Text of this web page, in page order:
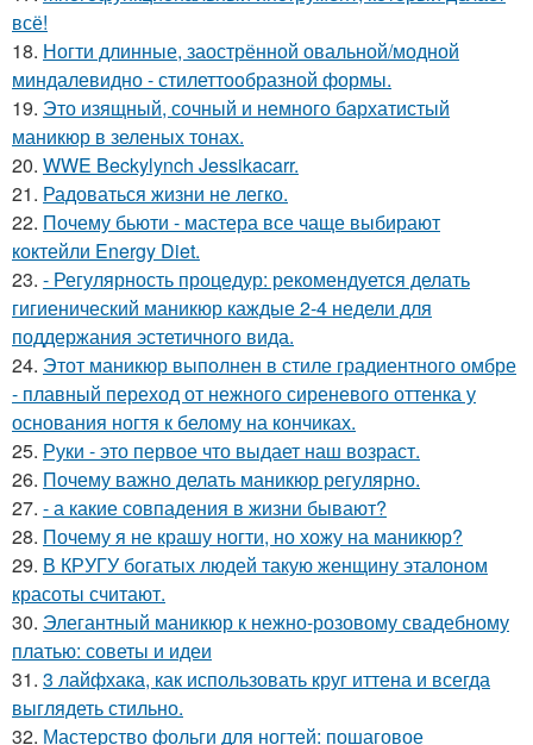
всё!
18. Ногти длинные, заострённой овальной/модной
миндалевидно - стилеттообразной формы.
19. Это изящный, сочный и немного бархатистый
маникюр в зеленых тонах.
20. WWE Beckylynch Jessikacarr.
21. Радоваться жизни не легко.
22. Почему бьюти - мастера все чаще выбирают
коктейли Energy Diet.
23. - Регулярность процедур: рекомендуется делать
гигиенический маникюр каждые 2-4 недели для
поддержания эстетичного вида.
24. Этот маникюр выполнен в стиле градиентного омбре
- плавный переход от нежного сиреневого оттенка у
основания ногтя к белому на кончиках.
25. Руки - это первое что выдает наш возраст.
26. Почему важно делать маникюр регулярно.
27. - а какие совпадения в жизни бывают?
28. Почему я не крашу ногти, но хожу на маникюр?
29. В КРУГУ богатых людей такую женщину эталоном
красоты считают.
30. Элегантный маникюр к нежно-розовому свадебному
платью: советы и идеи
31. 3 лайфхака, как использовать круг иттена и всегда
выглядеть стильно.
32. Мастерство фольги для ногтей: пошаговое